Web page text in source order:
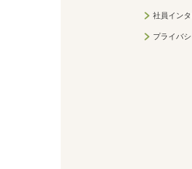
社員イン
プライバ